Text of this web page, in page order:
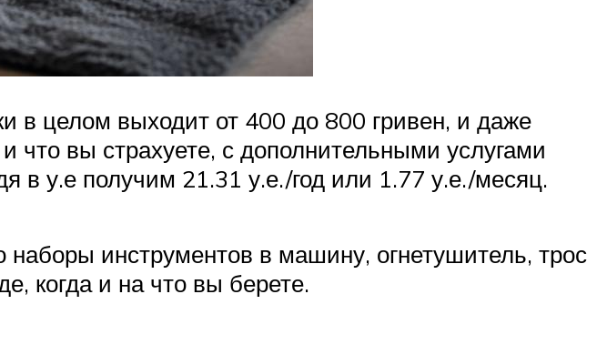
в целом выходит от 400 до 800 гривен, и даже
что вы страхуете, с дополнительными услугами
в у.е получим 21.31 у.е./год или 1.77 у.е./месяц.
инструментов в машину, огнетушитель, трос
когда и на что вы берете.